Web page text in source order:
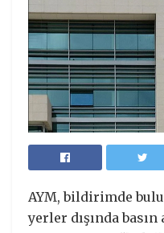
AYM, bildirimde
yerler dışında